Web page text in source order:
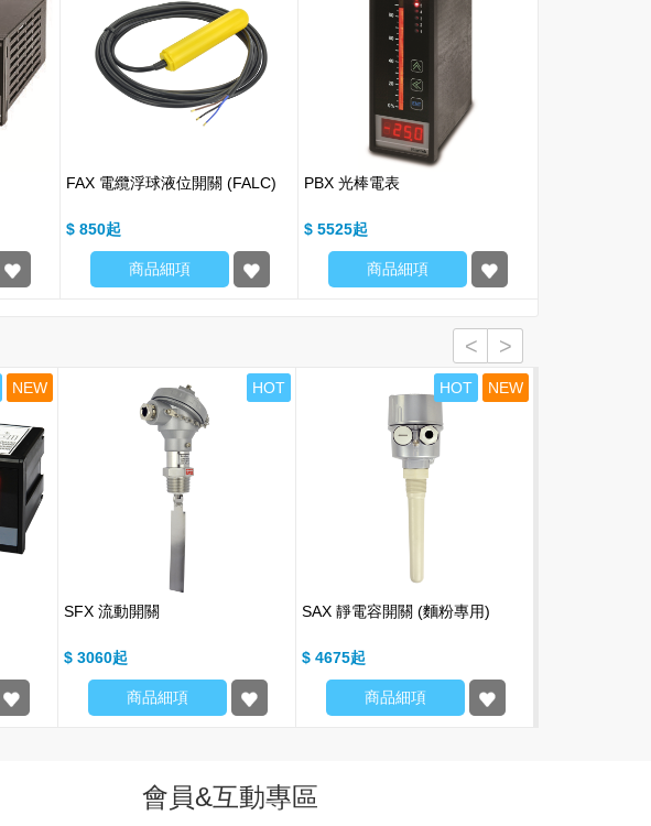
FAX 電纜浮球液位開關 (FALC)
$ 850
商品細項
PBX 光棒電表
$ 5525
商品細項
NEW HOT
SFX 流動開關
$ 3060
商品細項
HOT NEW
SAX 靜電容開關 (麵粉專用)
$ 4675
商品細項
會員&互動專區